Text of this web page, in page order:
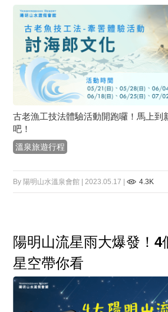
古老漁工技法體驗活動開跑囉！馬上到
吧！
溫泉旅遊行程
By 陽明山水溫泉會館 | 2023.05.17 | 4.3K
陽明山流星雨大爆發！4
星空帶你看